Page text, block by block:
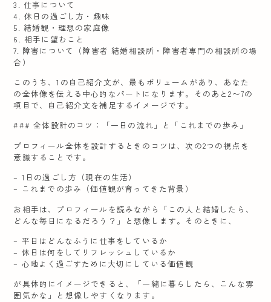
3. 仕事について
4. 休日の過ごし方・趣味
5. 結婚観・理想の家庭像
6. 相手に望むこと
7. 障害について（障害者 結婚相談所・障害者専門の相談所の場
合）
このうち、1の自己紹介文が、最もボリュームがあり、あなた
の全体像を伝える中心的なパートになります。そのあと2〜7の
項目で、自己紹介文を補足するイメージです。
### 全体設計のコツ：「一日の流れ」と「これまでの歩み」
プロフィール全体を設計するときのコツは、次の2つの視点を
意識することです。
– 1日の過ごし方（現在の生活）
– これまでの歩み（価値観が育ってきた背景）
お相手は、プロフィールを読みながら「この人と結婚したら、
どんな毎日になるだろう？」と想像します。そのときに、
– 平日はどんなふうに仕事をしているか
– 休日は何をしてリフレッシュしているか
– 心地よく過ごすために大切にしている価値観
が具体的にイメージできると、「一緒に暮らしたら、こんな雰
囲気かな」と想像しやすくなります。